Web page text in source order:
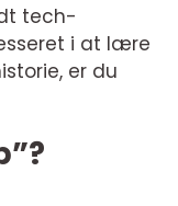
tech-
i at lære
er du